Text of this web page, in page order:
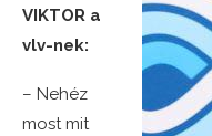
VIKTOR a
vlv-nek:
– Nehéz
most mit